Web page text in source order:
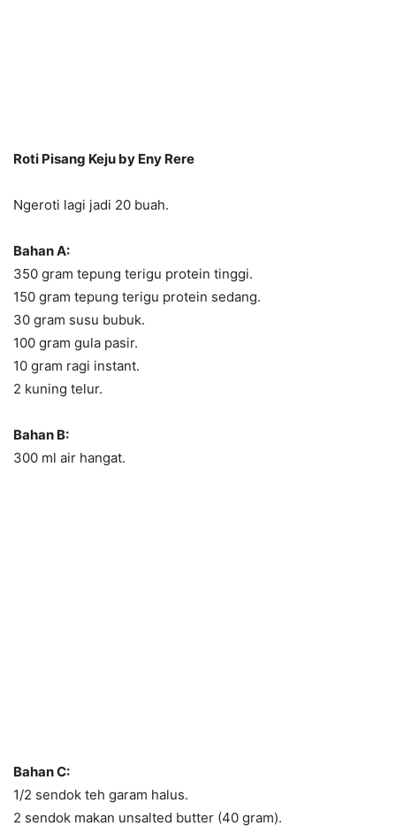
Roti Pisang Keju by Eny Rere
Ngeroti lagi jadi 20 buah.
Bahan A:
350 gram tepung terigu protein tinggi.
150 gram tepung terigu protein sedang.
30 gram susu bubuk.
100 gram gula pasir.
10 gram ragi instant.
2 kuning telur.
Bahan B:
300 ml air hangat.
Bahan C:
1/2 sendok teh garam halus.
2 sendok makan unsalted butter (40 gram).